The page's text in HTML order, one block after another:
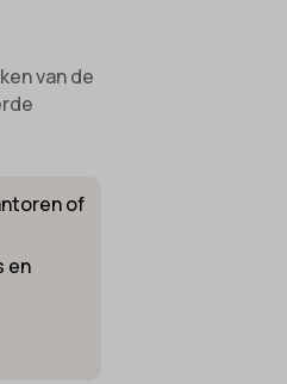
van de
of
en